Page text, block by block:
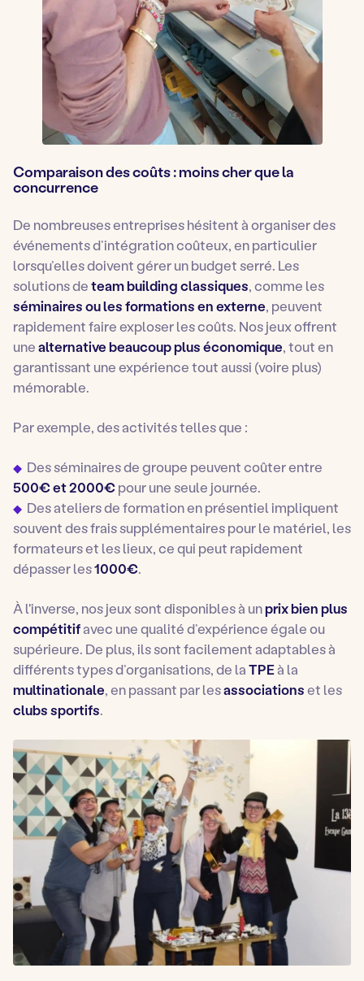
Comparaison des coûts : moins cher que la
concurrence
De nombreuses entreprises hésitent à organiser des
événements d’intégration coûteux, en particulier
lorsqu’elles doivent gérer un budget serré. Les
solutions deteam building classiques, comme les
séminaires ou les formations en externe, peuvent
rapidement faire exploser les coûts. Nos jeux offrent
unealternative beaucoup plus économique, tout en
garantissant une expérience tout aussi (voire plus)
mémorable.
Par exemple, des activités telles que :
Des séminaires de groupe peuvent coûter entre
500€ et 2000€pour une seule journée.
Des ateliers de formation en présentiel impliquent
souvent des frais supplémentaires pour le matériel, les
formateurs et les lieux, ce qui peut rapidement
dépasser les1000€.
À l'inverse, nos jeux sont disponibles à unprix bien plus
compétitifavec une qualité d’expérience égale ou
supérieure. De plus, ils sont facilement adaptables à
différents types d’organisations, de laTPEà la
multinationale, en passant par lesassociationset les
clubs sportifs.